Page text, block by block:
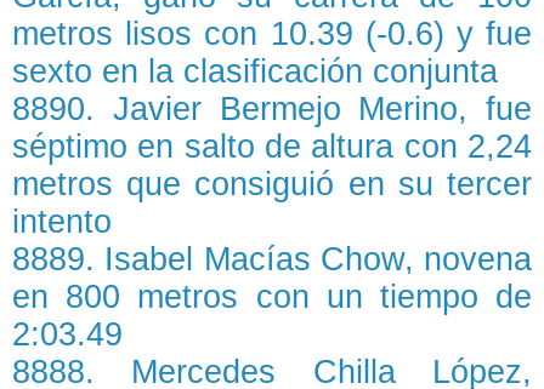
metros lisos con 10.39 (-0.6) y fue
sexto en la clasificación conjunta
8890. Javier Bermejo Merino, fue
séptimo en salto de altura con 2,24
metros que consiguió en su tercer
intento
8889. Isabel Macías Chow, novena
en 800 metros con un tiempo de
2:03.49
8888. Mercedes Chilla López,